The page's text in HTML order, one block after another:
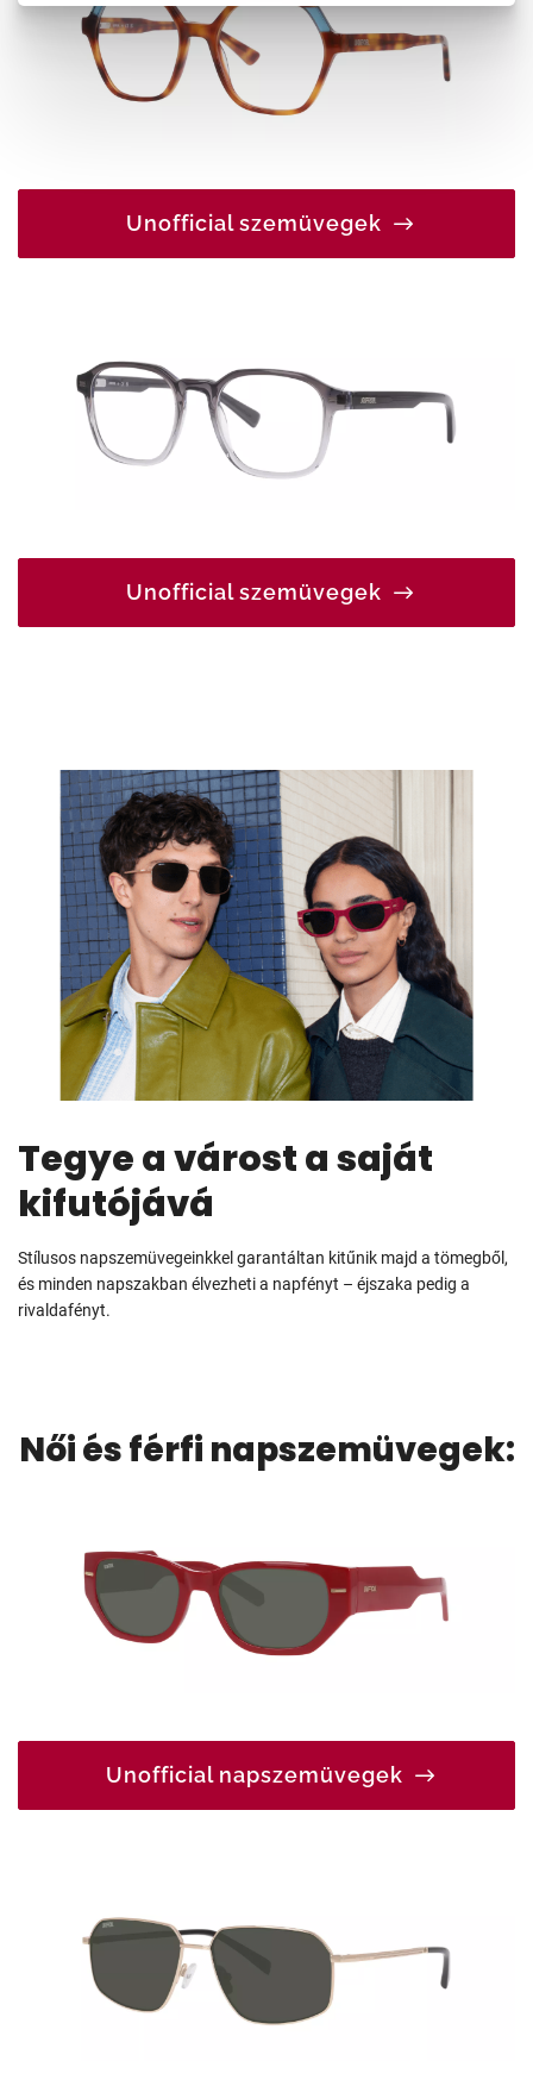
Unofficial szemüvegek
Unofficial szemüvegek
Tegye a várost a saját
kifutójává
Stílusos napszemüvegeinkkel garantáltan kitűnik majd a tömegből,
és minden napszakban élvezheti a napfényt – éjszaka pedig a
rivaldafényt.
Női és férfi napszemüvegek:
Unofficial napszemüvegek